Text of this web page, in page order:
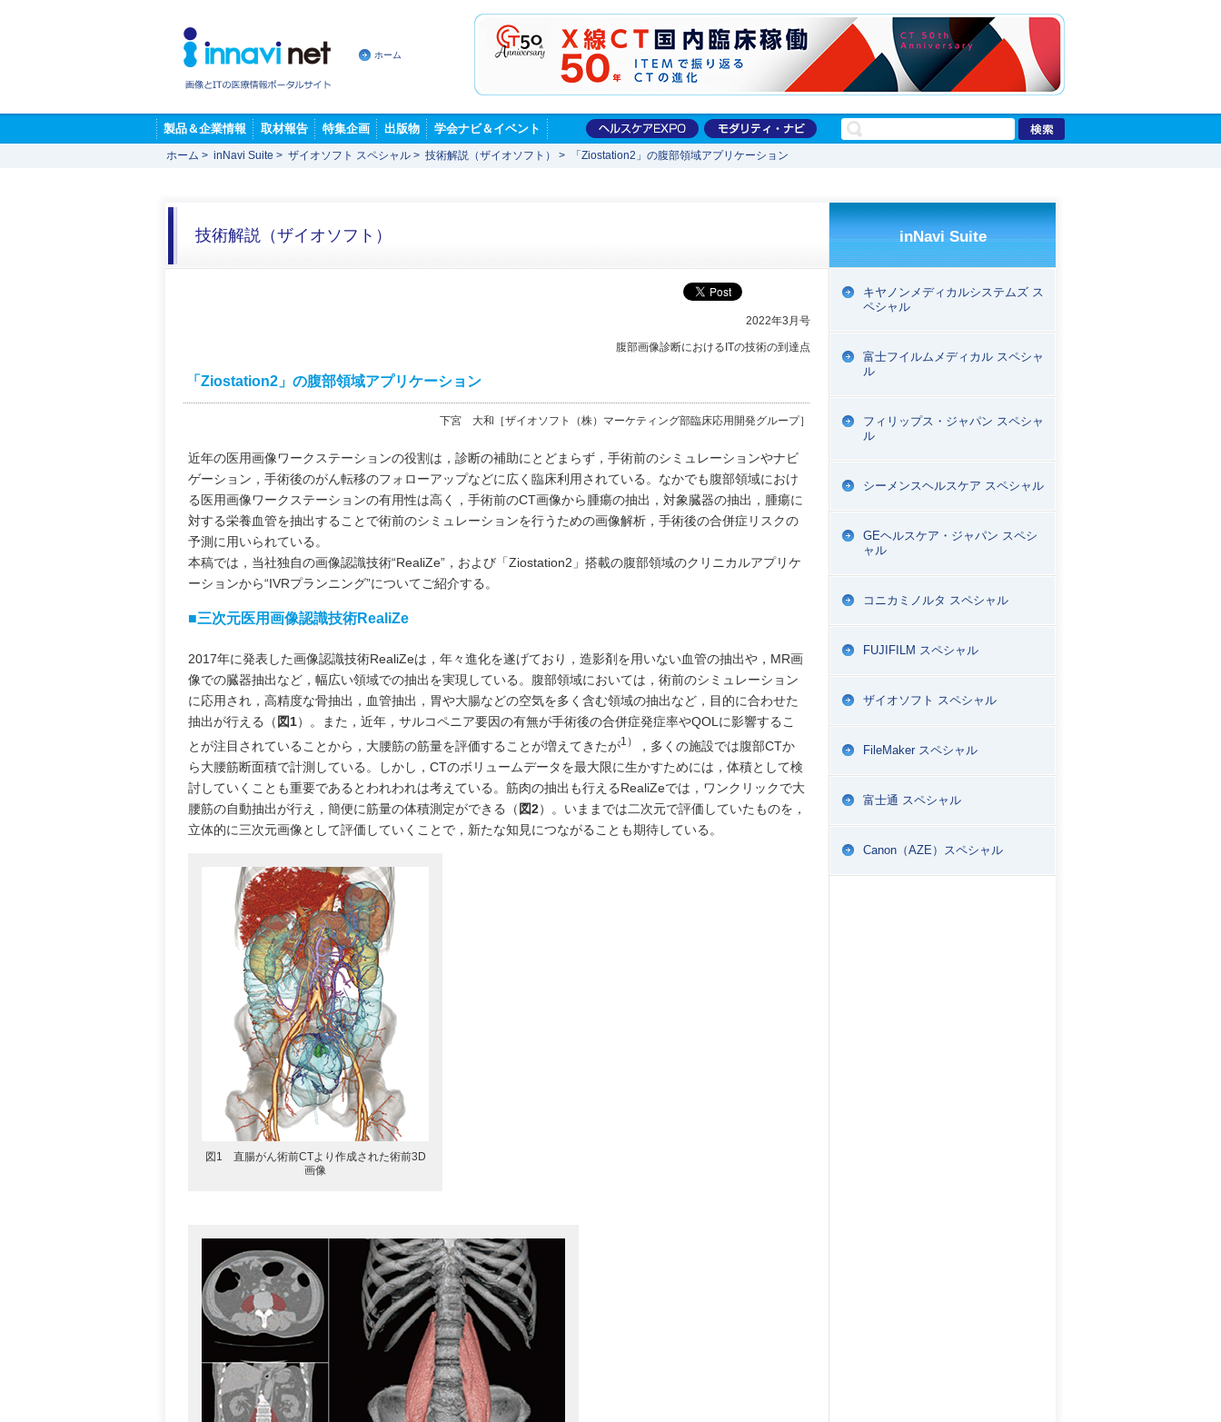
ホーム
製品＆企業情報 取材報告 特集企画 出版物 学会ナビ＆イベント
ホーム > inNavi Suite > ザイオソフト スペシャル > 技術解説（ザイオソフト） > 「Ziostation2」の腹部領域アプリケーション
技術解説（ザイオソフト）
2022年3月号
腹部画像診断におけるITの技術の到達点
「Ziostation2」の腹部領域アプリケーション
下宮 大和［ザイオソフト（株）マーケティング部臨床応用開発グループ］
近年の医用画像ワークステーションの役割は，診断の補助にとどまらず，手術前のシミュレーションやナビ
ゲーション，手術後のがん転移のフォローアップなどに広く臨床利用されている。なかでも腹部領域におけ
る医用画像ワークステーションの有用性は高く，手術前のCT画像から腫瘍の抽出，対象臓器の抽出，腫瘍に
対する栄養血管を抽出することで術前のシミュレーションを行うための画像解析，手術後の合併症リスクの
予測に用いられている。
本稿では，当社独自の画像認識技術“RealiZe”，および「Ziostation2」搭載の腹部領域のクリニカルアプリケ
ーションから“IVRプランニング”についてご紹介する。
■三次元医用画像認識技術RealiZe
2017年に発表した画像認識技術RealiZeは，年々進化を遂げており，造影剤を用いない血管の抽出や，MR画
像での臓器抽出など，幅広い領域での抽出を実現している。腹部領域においては，術前のシミュレーション
に応用され，高精度な骨抽出，血管抽出，胃や大腸などの空気を多く含む領域の抽出など，目的に合わせた
抽出が行える（ 図1）。また，近年，サルコペニア要因の有無が手術後の合併症発症率やQOLに影響するこ
とが注目されていることから，大腰筋の筋量を評価することが増えてきたが1）
，多くの施設では腹部CTか
ら大腰筋断面積で計測している。しかし，CTのボリュームデータを最大限に生かすためには，体積として検
討していくことも重要であるとわれわれは考えている。筋肉の抽出も行えるRealiZeでは，ワンクリックで大
腰筋の自動抽出が行え，簡便に筋量の体積測定ができる（ 図2）。いままでは二次元で評価していたものを，
立体的に三次元画像として評価していくことで，新たな知見につながることも期待している。
図1 直腸がん術前CTより作成された術前3D
画像
inNavi Suite
キヤノンメディカルシステムズ ス
ペシャル
富士フイルムメディカル スペシャ
ル
フィリップス・ジャパン スペシャ
ル
シーメンスヘルスケア スペシャル
GEヘルスケア・ジャパン スペシ
ャル
コニカミノルタ スペシャル
FUJIFILM スペシャル
ザイオソフト スペシャル
FileMaker スペシャル
富士通 スペシャル
Canon（AZE）スペシャル